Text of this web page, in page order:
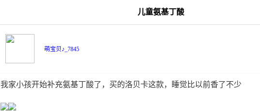
儿童氨基丁酸
萌宝贝♪_7845
我家小孩开始补充氨基丁酸了，买的洛贝卡这款，睡觉比以前香了不少